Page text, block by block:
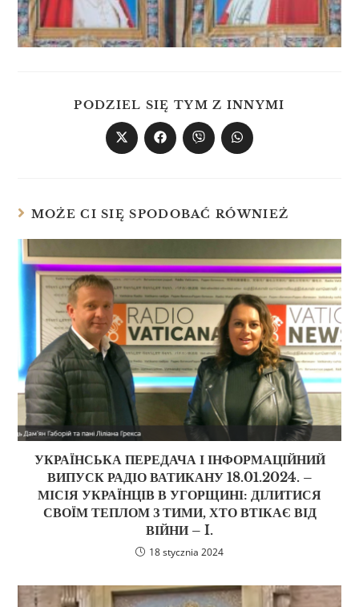
PODZIEL SIĘ TYM Z INNYMI
MOŻE CI SIĘ SPODOBAĆ RÓWNIEŻ
УКРАЇНСЬКА ПЕРЕДАЧА І ІНФОРМАЦІЙНИЙ
ВИПУСК РАДІО ВАТИКАНУ 18.01.2024. –
МІСІЯ УКРАЇНЦІВ В УГОРЩИНІ: ДІЛИТИСЯ
СВОЇМ ТЕПЛОМ З ТИМИ, ХТО ВТІКАЄ ВІД
ВІЙНИ – I.
18 stycznia 2024